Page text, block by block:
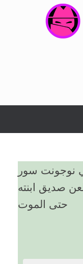
نوجونت سور
صديق ابنته
حتى الموت